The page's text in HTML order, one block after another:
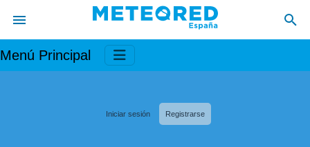
Menú Principal
Iniciar sesión Registrarse